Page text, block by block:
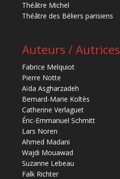
Théâtre Michel
Théâtre des Béliers parisiens
Auteurs / Autrices
Fabrice Melquiot
Pierre Notte
Aïda Asgharzadeh
Bernard-Marie Koltès
Catherine Verlaguet
Éric-Emmanuel Schmitt
Lars Noren
Ahmed Madani
Wajdi Mouawad
Suzanne Lebeau
Falk Richter